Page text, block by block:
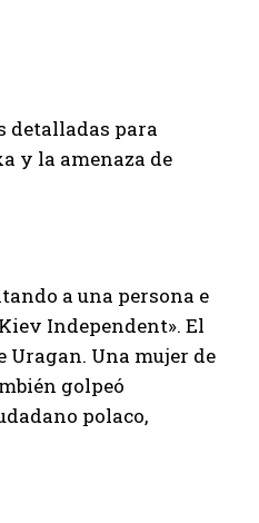
detalladas para
y la amenaza de
a una persona e
Independent». El
Una mujer de
golpeó
polaco,